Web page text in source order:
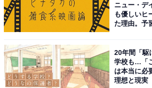
ニュー・デ
も優しいヒ
た理由。予
20年間「駆
学校も…「
は本当に必
理想と現実